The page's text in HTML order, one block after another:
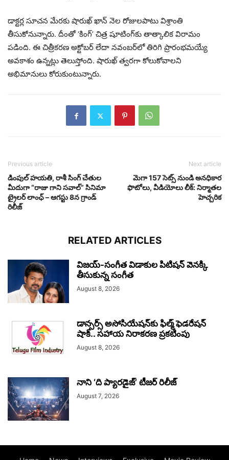
డాక్టర్ల సూచన మేరకు షారుఖ్ ఖాన్ నెల రోజులపాటు విశ్రాంతి
తీసుకోనున్నారు. దీంతో ‘కింగ్’ చిత్ర షూటింగ్‌కు తాత్కాలిక విరామం
పడింది. ఈ చిత్రీకరణ అక్టోబర్ లేదా నవంబర్‌లో తిరిగి ప్రారంభమయ్యే
అవకాశం ఉన్నట్లు తెలుస్తోంది. షారుఖ్ త్వరగా కోలుకోవాలని
అభిమానులు కోరుకుంటున్నారు.
Previous article
డింపుల్ హయతి, రాశీ సింగ్ చేతుల
మీదుగా “రాజు గాని సవాల్” సినిమా
ట్రైలర్ లాంఛ్ – ఆగస్టు 8న గ్రాండ్
రిలీజ్
Next article
మెగా 157 సెట్స్ నుండి అనధికార
ఫొటోలు, వీడియోలు లీక్: నిర్మాతల
హెచ్చరిక
RELATED ARTICLES
విజయ్-సంగీత విడాకుల పిటిషన్ వెనక్కి
తీసుకున్న సంగీత
August 8, 2026
డాన్సర్స్ అసోసియేషన్‌కు ఫిల్మ్ ఫెడరేషన్
షాక్.. సహాయ నిరాకరణ ప్రకటింపు
August 8, 2026
నాని ‘ది ప్యారడైజ్’ టీజర్‌ రిలీజ్
August 7, 2026